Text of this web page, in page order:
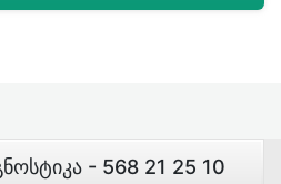
- 568 21 25 10